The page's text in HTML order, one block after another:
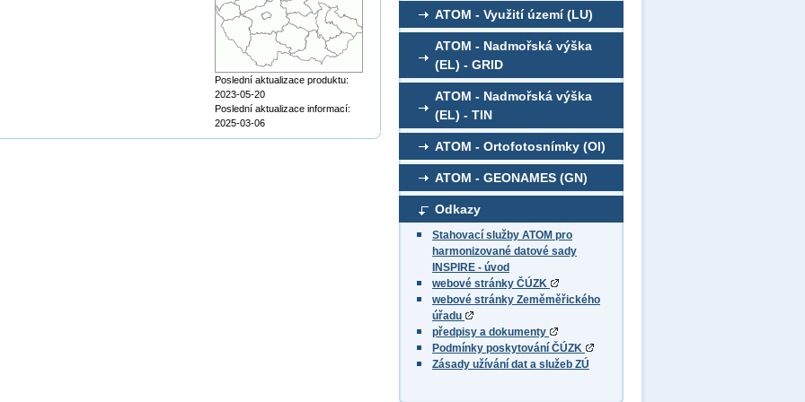
ATOM - Využití území (LU)
ATOM - Nadmořská výška
(EL) - GRID
ATOM - Nadmořská výška
(EL) - TIN
ATOM - Ortofotosnímky (OI)
ATOM - GEONAMES (GN)
Odkazy
Stahovací služby ATOM pro
harmonizované datové sady
INSPIRE - úvod
webové stránky ČÚZK
webové stránky Zeměměřického
úřadu
předpisy a dokumenty
Podmínky poskytování ČÚZK
Zásady užívání dat a služeb ZÚ
Poslední aktualizace produktu:
2023-05-20
Poslední aktualizace informací:
2025-03-06